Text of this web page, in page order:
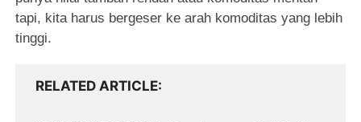
tapi, kita harus bergeser ke arah komoditas yang lebih
tinggi.
RELATED ARTICLE